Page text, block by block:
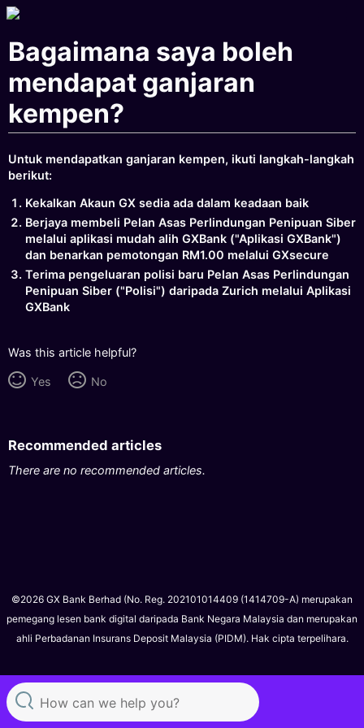
Bagaimana saya boleh
mendapat ganjaran
kempen?
Untuk mendapatkan ganjaran kempen, ikuti langkah-langkah
berikut:
Kekalkan Akaun GX sedia ada dalam keadaan baik
Berjaya membeli Pelan Asas Perlindungan Penipuan Siber
melalui aplikasi mudah alih GXBank ("Aplikasi GXBank")
dan benarkan pemotongan RM1.00 melalui GXsecure
Terima pengeluaran polisi baru Pelan Asas Perlindungan
Penipuan Siber ("Polisi") daripada Zurich melalui Aplikasi
GXBank
Was this article helpful?
Yes No
Recommended articles
There are no recommended articles.
©2026 GX Bank Berhad (No. Reg. 202101014409 (1414709-A) merupakan
pemegang lesen bank digital daripada Bank Negara Malaysia dan merupakan
ahli Perbadanan Insurans Deposit Malaysia (PIDM). Hak cipta terpelihara.